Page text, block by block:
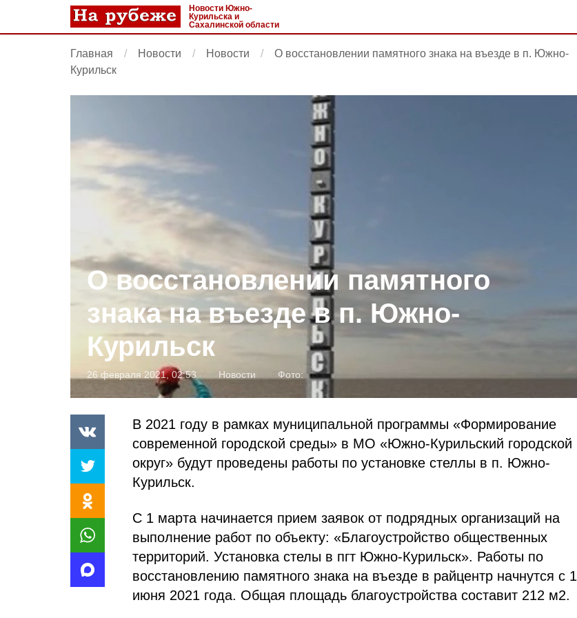
Новости Южно-
Курильска и
Сахалинской области
Главная Новости Новости
О восстановлении памятного знака на въезде в п. Южно-
Курильск
О восстановлении памятного
знака на въезде в п. Южно-
Курильск
26 февраля 2021, 02:53 Новости Фото:
В 2021 году в рамках муниципальной программы «Формирование
современной городской среды» в МО «Южно-Курильский городской
округ» будут проведены работы по установке стеллы в п. Южно-
Курильск.
С 1 марта начинается прием заявок от подрядных организаций на
выполнение работ по объекту: «Благоустройство общественных
территорий. Установка стелы в пгт Южно-Курильск». Работы по
восстановлению памятного знака на въезде в райцентр начнутся с 1
июня 2021 года. Общая площадь благоустройства составит 212 м2.